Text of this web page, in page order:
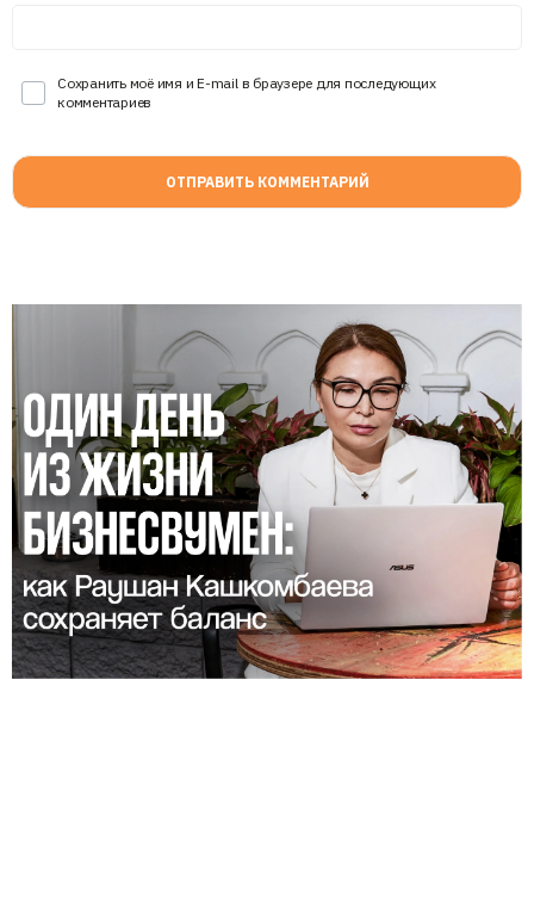
Сохранить моё имя и E-mail в браузере для последующих
комментариев